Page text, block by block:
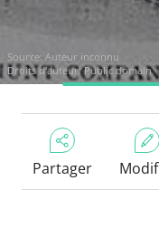
Source: Auteur inconnu
Droits d'auteur: Public domain
Partager